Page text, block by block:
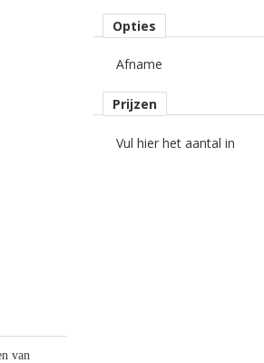
van
Opties
Afname
Prijzen
Vul hier het aantal in